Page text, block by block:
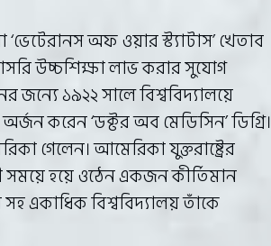
অফ ওয়ার স্ট্যাটাস’ খেতাব
উচ্চশিক্ষা লাভ করার সুযোগ
জন্যে ১৯২২ সালে বিশ্ববিদ্যালয়ে
করেন ‘ডক্টর অব মেডিসিন’ ডিগ্রি।
গেলেন। আমেরিকা যুক্তরাষ্ট্রের
সময়ে হয়ে ওঠেন একজন কীর্তিমান
একাধিক বিশ্ববিদ্যালয় তাঁকে